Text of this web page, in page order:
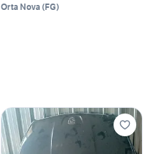
Orta Nova (FG)